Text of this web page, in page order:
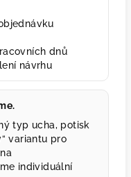
dnů
návrhu
typ ucha, potisk
variantu pro
individuální